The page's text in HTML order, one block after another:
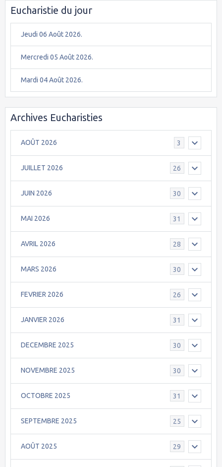
Eucharistie du jour
Jeudi 06 Août 2026.
Mercredi 05 Août 2026.
Mardi 04 Août 2026.
Archives Eucharisties
AOÛT 2026 3
JUILLET 2026 26
JUIN 2026 30
MAI 2026 31
AVRIL 2026 28
MARS 2026 30
FEVRIER 2026 26
JANVIER 2026 31
DECEMBRE 2025 30
NOVEMBRE 2025 30
OCTOBRE 2025 31
SEPTEMBRE 2025 25
AOÛT 2025 29